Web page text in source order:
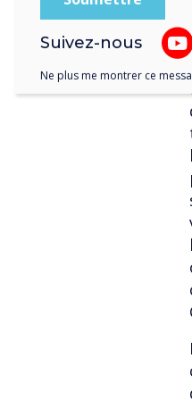
Suivez-nous
Ne plus me montrer ce